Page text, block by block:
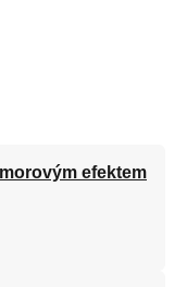
efektem